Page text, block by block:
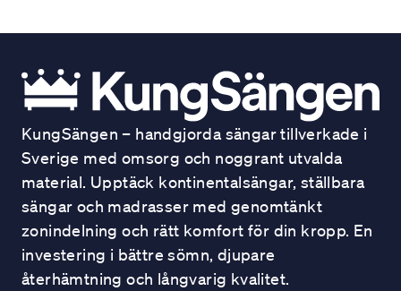
KungSängen – handgjorda sängar tillverkade i
Sverige med omsorg och noggrant utvalda
material. Upptäck kontinentalsängar, ställbara
sängar och madrasser med genomtänkt
zonindelning och rätt komfort för din kropp. En
investering i bättre sömn, djupare
återhämtning och långvarig kvalitet.